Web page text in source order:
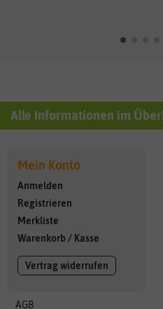
Alle Informationen im
Mein Konto
Anmelden
Registrieren
Merkliste
Warenkorb / Kasse
Vertrag widerrufen
AGB